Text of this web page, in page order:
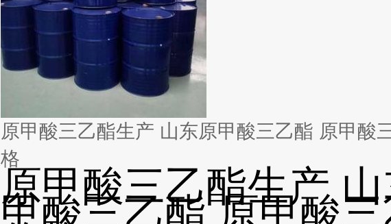
原甲酸三乙酯生产 山东原甲酸三乙酯 原甲酸三乙酯 价
格
原甲酸三乙酯生产
甲酸三乙酯 原甲酸